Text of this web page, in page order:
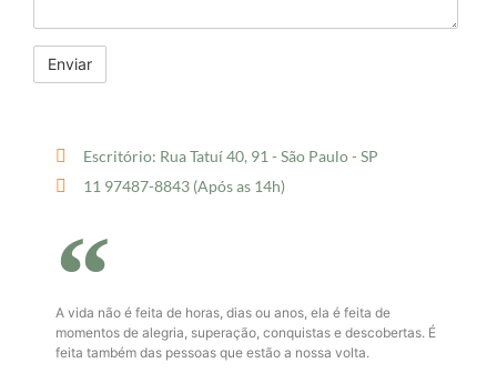
Escritório: Rua Tatuí 40, 91 - São Paulo - SP
11 97487-8843 (Após as 14h)
A vida não é feita de horas, dias ou anos, ela é feita de
momentos de alegria, superação, conquistas e descobertas. É
feita também das pessoas que estão a nossa volta.